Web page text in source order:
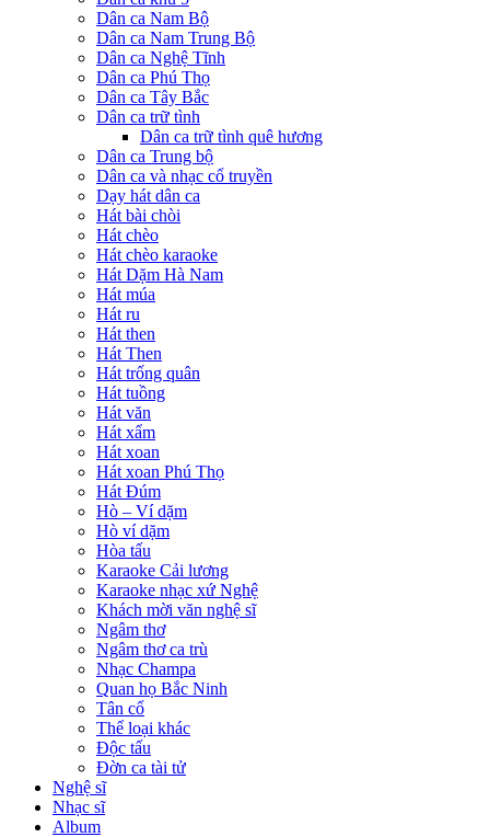
Dân ca Nam Bộ
Dân ca Nam Trung Bộ
Dân ca Nghệ Tĩnh
Dân ca Phú Thọ
Dân ca Tây Bắc
Dân ca trữ tình
Dân ca trữ tình quê hương
Dân ca Trung bộ
Dân ca và nhạc cổ truyền
Dạy hát dân ca
Hát bài chòi
Hát chèo
Hát chèo karaoke
Hát Dặm Hà Nam
Hát múa
Hát ru
Hát then
Hát Then
Hát trống quân
Hát tuồng
Hát văn
Hát xẩm
Hát xoan
Hát xoan Phú Thọ
Hát Đúm
Hò – Ví dặm
Hò ví dặm
Hòa tấu
Karaoke Cải lương
Karaoke nhạc xứ Nghệ
Khách mời văn nghệ sĩ
Ngâm thơ
Ngâm thơ ca trù
Nhạc Champa
Quan họ Bắc Ninh
Tân cổ
Thể loại khác
Độc tấu
Đờn ca tài tử
Nghệ sĩ
Nhạc sĩ
Album